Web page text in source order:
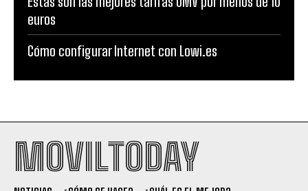
euros
Cómo configurar Internet con Lowi.es
MOVILTODAY